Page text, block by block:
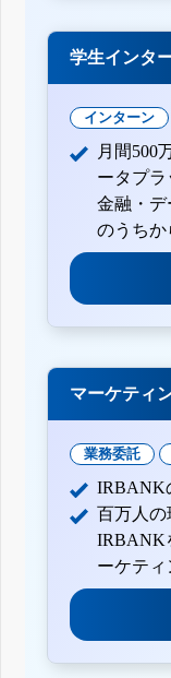
学生インタ
インターン
月間500
ータプラ
金融・
のうちか
マーケティ
業務委託
IRBANK
百万人
IRBANK
ーケティ